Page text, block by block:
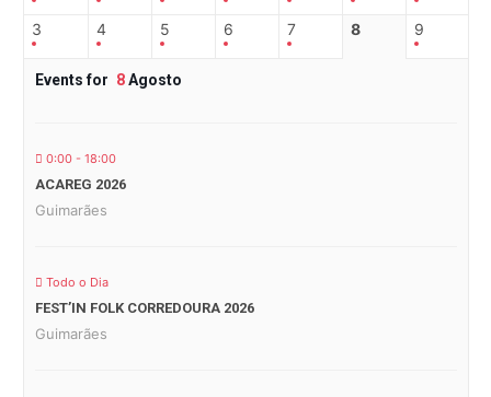
3 4 5 6 7 8 9
Events for 8Agosto
0:00 - 18:00
ACAREG 2026
Guimarães
Todo o Dia
FEST’IN FOLK CORREDOURA 2026
Guimarães